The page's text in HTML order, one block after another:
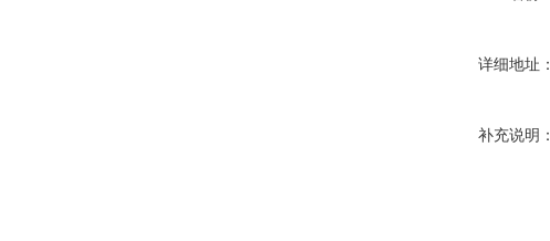
详细地址：
补充说明：